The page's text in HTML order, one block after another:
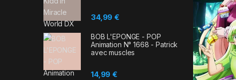
34,99€
BOB L'EPONGE - POP
Animation N° 1668 - Patrick
avec muscles
14,99€